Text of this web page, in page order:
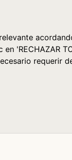
'RECHAZAR
requerir